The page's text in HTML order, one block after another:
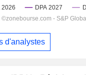
d'analystes